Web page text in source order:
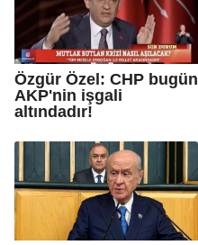
Özgür Özel: CHP bugün
AKP'nin işgali
altındadır!